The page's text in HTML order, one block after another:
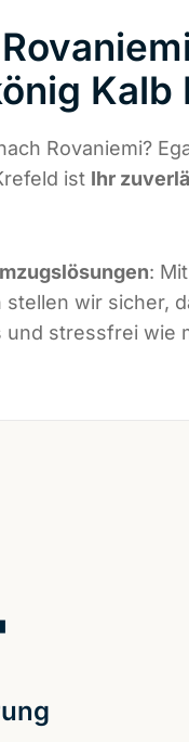
Kalb
Rovaniemi?
ist Ihr
:
wir sicher,
und stressfrei wie